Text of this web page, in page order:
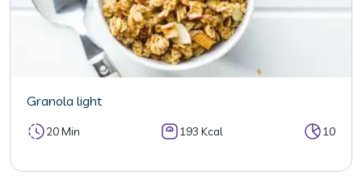
Granola light
20 Min 193 Kcal 10